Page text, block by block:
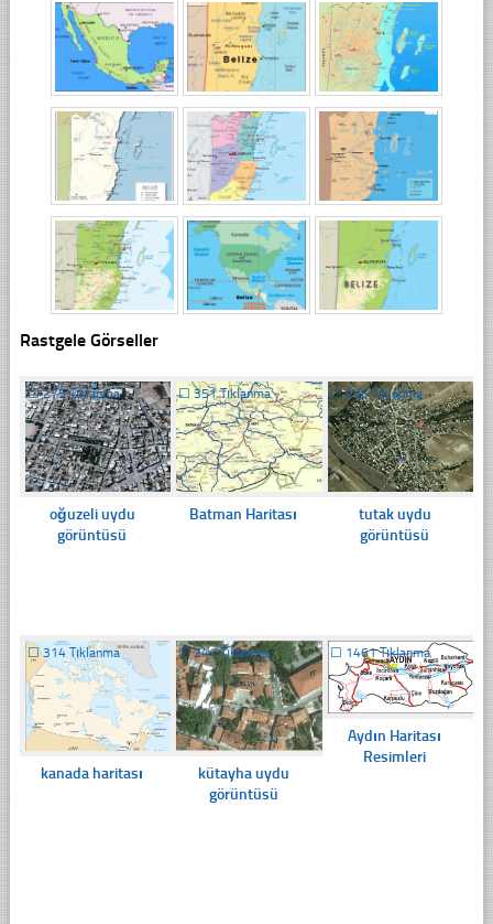
Rastgele Görseller
☐275 Tıklanma
oğuzeli uydu
görüntüsü
☐351 Tıklanma
Batman Haritası
☐296 Tıklanma
tutak uydu
görüntüsü
☐314 Tıklanma
kanada haritası
☐241 Tıklanma
kütayha uydu
görüntüsü
☐ 1461 Tıklanma
Aydın Haritası
Resimleri